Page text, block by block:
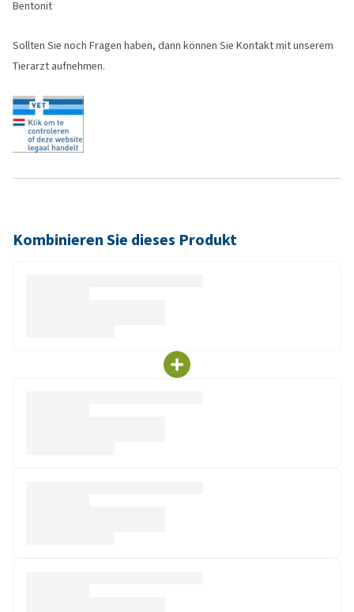
Bentonit
Sollten Sie noch Fragen haben, dann können Sie Kontakt mit unserem
Tierarzt aufnehmen.
Kombinieren Sie dieses Produkt